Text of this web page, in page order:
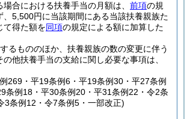
合における扶養手当の月額は、 前項の規
、5,500円に当該期間にある当該扶養親族た
て得た額を同項の規定による額に加算した
るもののほか、扶養親族の数の変更に伴う
他扶養手当の支給に関し必要な事項は、
269・平19条例6・平19条例30・平27条例
条例18・平30条例20・平31条例22・令2条
3条例12・令7条例5・一部改正)